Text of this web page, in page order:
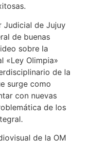
Judicial de Jujuy
de buenas
sobre la
«Ley Olimpia»
de la
surge como
con nuevas
de los
de la OM